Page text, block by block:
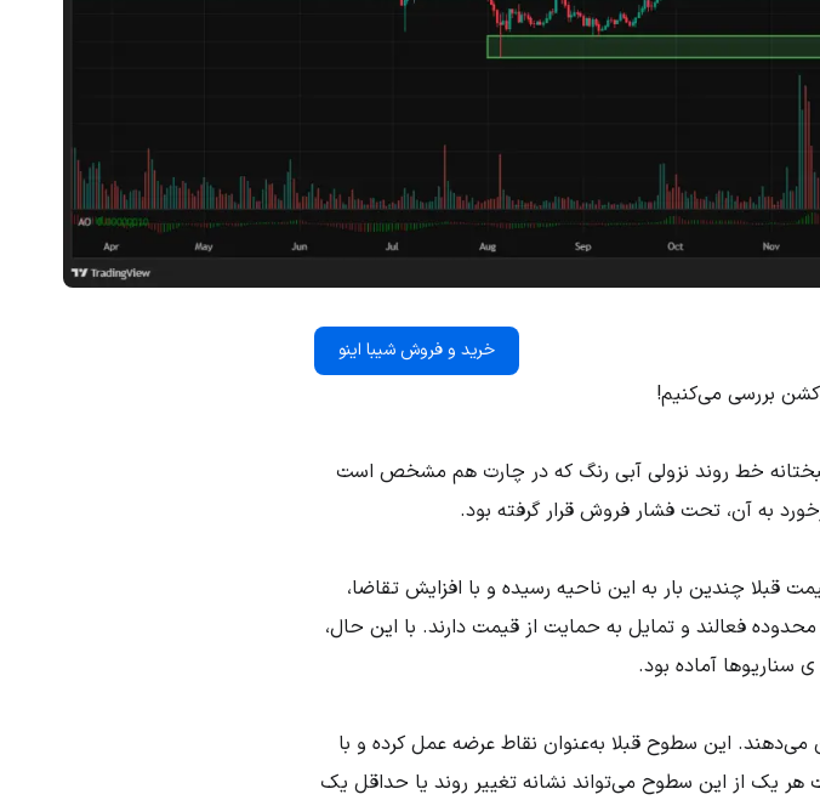
خرید و فروش شیبا اینو
خط روند نزولی آبی رنگ که در چارت هم مشخص است
به آن، تحت فشار فروش قرار گرفته بود.
چندین بار به این ناحیه رسیده و با افزایش تقاضا،
فعالند و تمایل به حمایت از قیمت دارند. با این حال،
آماده بود.
این سطوح قبلا به‌عنوان نقاط عرضه عمل کرده و با
یک از این سطوح می‌تواند نشانه تغییر روند یا حداقل یک